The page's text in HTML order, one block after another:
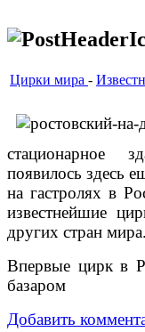
Цирки мира -
стационарное
появилось здесь
на гастролях в
известнейшие
других стран мира.
Впервые цирк в
базаром
Добавить